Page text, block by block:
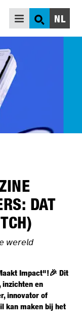
SEARCH
NL
DAT
𝘸𝘦𝘳𝘦𝘭𝘥
Impact"!🎉 Dit
inzichten en
innovator of
kan maken bij het